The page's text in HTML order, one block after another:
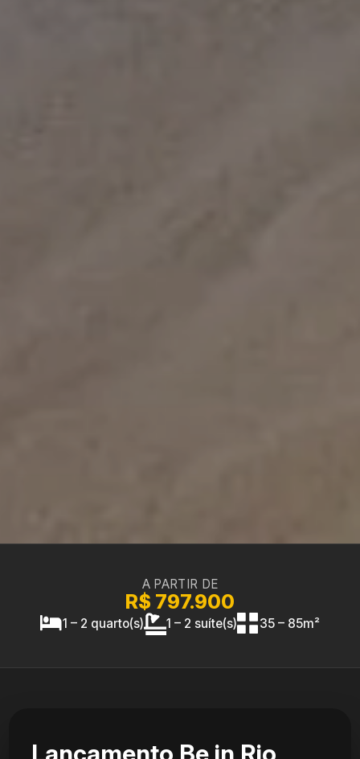
A PARTIR DE
R$ 797.900
1 – 2 quarto(s) 1 – 2 suíte(s) 35 – 85m²
Lançamento Be in Rio